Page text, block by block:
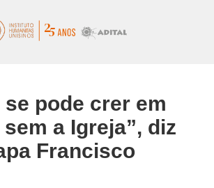
se pode crer em
a Igreja”, diz
Francisco